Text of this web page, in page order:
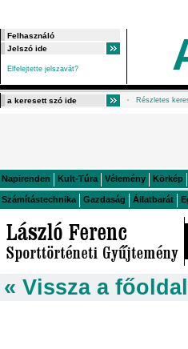
Elfelejtette jelszavát?
Részletes
Napirenden Kult-Túra Vélemény Körkép
Számítástechnika Gazdaság Állatbarát
« Vissza a